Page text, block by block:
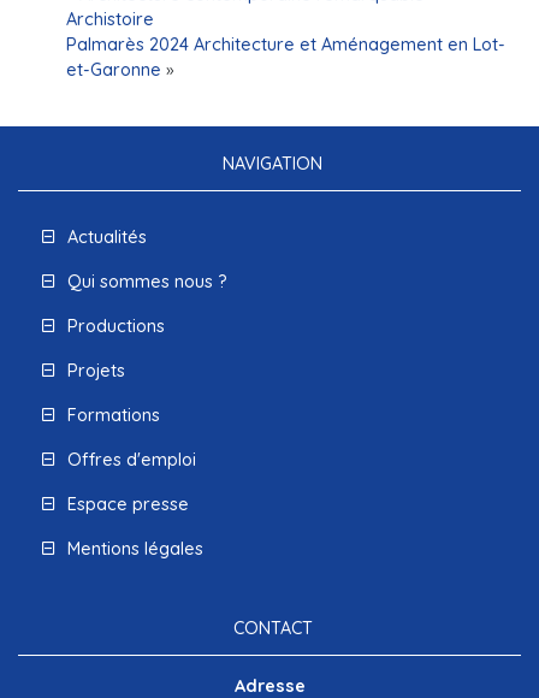
Archistoire
Palmarès 2024 Architecture et Aménagement en Lot-
et-Garonne »
NAVIGATION
Actualités
Qui sommes nous ?
Productions
Projets
Formations
Offres d'emploi
Espace presse
Mentions légales
CONTACT
Adresse